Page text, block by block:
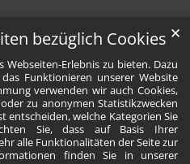
bezüglich Cookies
Erlebnis zu bieten. Dazu
Funktionieren unserer Website
verwenden wir auch Cookies,
zu anonymen Statistikzwecken
entscheiden, welche Kategorien Sie
Sie, dass auf Basis Ihrer
alle Funktionalitäten der Seite zur
finden Sie in unserer
✕